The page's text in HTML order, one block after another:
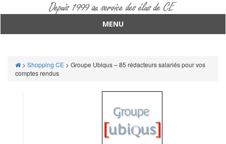
MENU
> Shopping CE > Groupe Ubiqus – 85 rédacteurs salariés pour vos
comptes rendus